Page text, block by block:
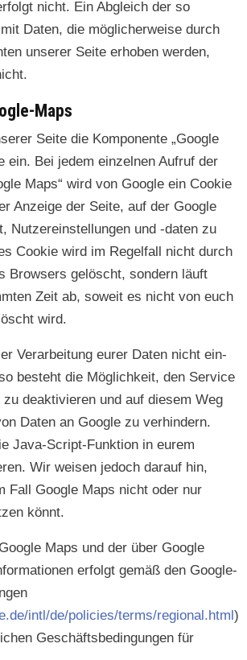
nicht. Ein Abgle­ich der so
Dat­en, die möglicher­weise durch
unser­er Seite erhoben wer­den,
Maps
Seite die Kom­po­nente „Google
ein. Bei jedem einzel­nen Aufruf der
Maps“ wird von Google ein Cook­ie
Anzeige der Seite, auf der Google
Nutzere­in­stel­lun­gen und ‑dat­en zu
Cook­ie wird im Regelfall nicht durch
Browsers gelöscht, son­dern läuft
Zeit ab, soweit es nicht von euch
wird.
Ver­ar­beitung eur­er Dat­en nicht ein­
beste­ht die Möglichkeit, den Ser­vice
deak­tivieren und auf diesem Weg
Dat­en an Google zu ver­hin­dern.
Java-Script-Funk­tion in eurem
Wir weisen jedoch darauf hin,
Fall Google Maps nicht oder nur
könnt.
Maps und der über Google
erfol­gt gemäß den Google-
intl/de/policies/terms/regional.html)
Geschäfts­be­din­gun­gen für